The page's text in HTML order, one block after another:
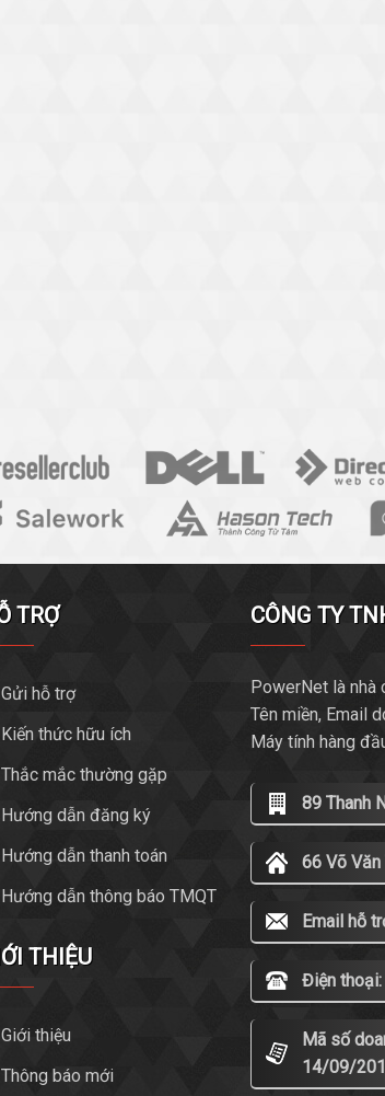
TRỢ
Gửi hỗ trợ
Kiến thức hữu ích
Thắc mắc thường gặp
Hướng dẫn đăng ký
Hướng dẫn thanh toán
Hướng dẫn thông báo TMQT
THIỆU
Giới thiệu
Thông báo mới
CÔNG TY
PowerNet là nhà
Tên miền, Email
Máy tính hàng
89 Thanh
66 Võ Văn
Email hỗ
Điện
Mã số
14/09/